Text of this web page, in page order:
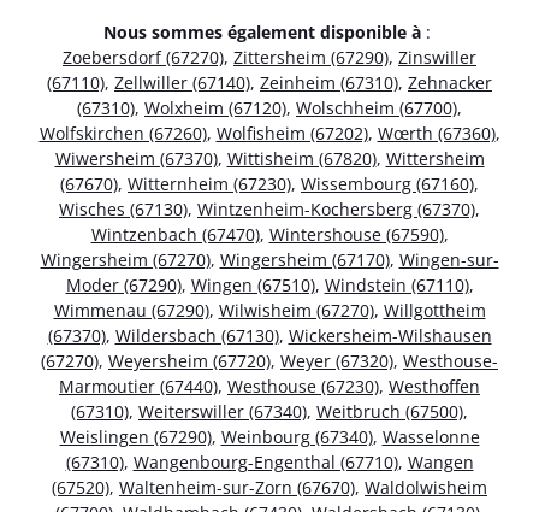
Nous sommes également disponible à :
Zoebersdorf (67270), Zittersheim (67290), Zinswiller
(67110), Zellwiller (67140), Zeinheim (67310), Zehnacker
(67310), Wolxheim (67120), Wolschheim (67700),
Wolfskirchen (67260), Wolfisheim (67202), Wœrth (67360),
Wiwersheim (67370), Wittisheim (67820), Wittersheim
(67670), Witternheim (67230), Wissembourg (67160),
Wisches (67130), Wintzenheim-Kochersberg (67370),
Wintzenbach (67470), Wintershouse (67590),
Wingersheim (67270), Wingersheim (67170), Wingen-sur-
Moder (67290), Wingen (67510), Windstein (67110),
Wimmenau (67290), Wilwisheim (67270), Willgottheim
(67370), Wildersbach (67130), Wickersheim-Wilshausen
(67270), Weyersheim (67720), Weyer (67320), Westhouse-
Marmoutier (67440), Westhouse (67230), Westhoffen
(67310), Weiterswiller (67340), Weitbruch (67500),
Weislingen (67290), Weinbourg (67340), Wasselonne
(67310), Wangenbourg-Engenthal (67710), Wangen
(67520), Waltenheim-sur-Zorn (67670), Waldolwisheim